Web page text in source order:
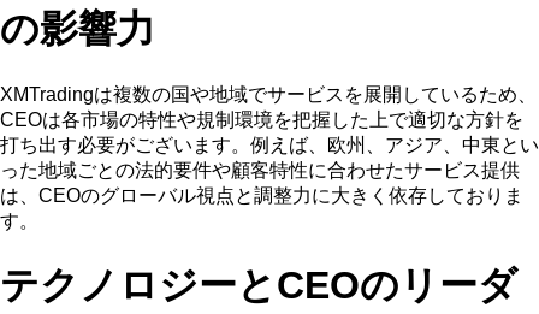
の影響力
XMTradingは複数の国や地域でサービスを展開しているため、
CEOは各市場の特性や規制環境を把握した上で適切な方針を
打ち出す必要がございます。例えば、欧州、アジア、中東とい
った地域ごとの法的要件や顧客特性に合わせたサービス提供
は、CEOのグローバル視点と調整力に大きく依存しておりま
す。
テクノロジーとCEOのリーダ